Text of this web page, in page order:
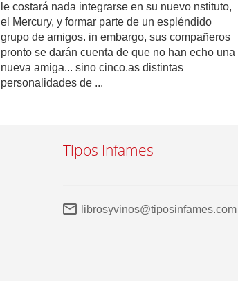
le costará nada integrarse en su nuevo nstituto,
el Mercury, y formar parte de un espléndido
grupo de amigos. in embargo, sus compañeros
pronto se darán cuenta de que no han echo una
nueva amiga... sino cinco.as distintas
personalidades de ...
Tipos Infames
librosyvinos@tiposinfames.com